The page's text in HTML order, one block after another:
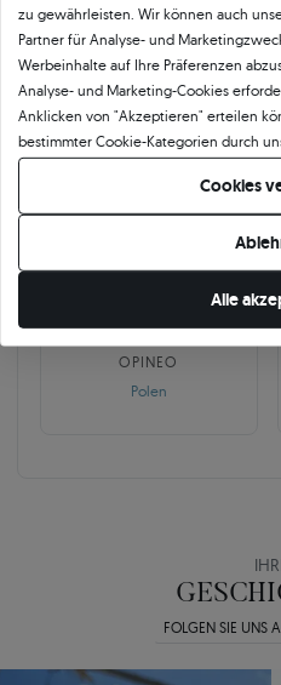
Über11 4845★-
GEPRÜFTE
10 468
OPINEO
Polen
FOLGEN SIE UNS
zu gewährleisten. Wir können auch
Partner für Analyse- und
Werbeinhalte auf Ihre Präferenzen
Analyse- und Marketing-Cookies
Anklicken von "Akzeptieren" erteilen
bestimmter Cookie-Kategorien durch
möchten, klicken Sie auf "Lassen Sie
Präferenzen. Sie können Ihre
Ihre Cookie-Einstellungen ändern.
Cookies
Alle